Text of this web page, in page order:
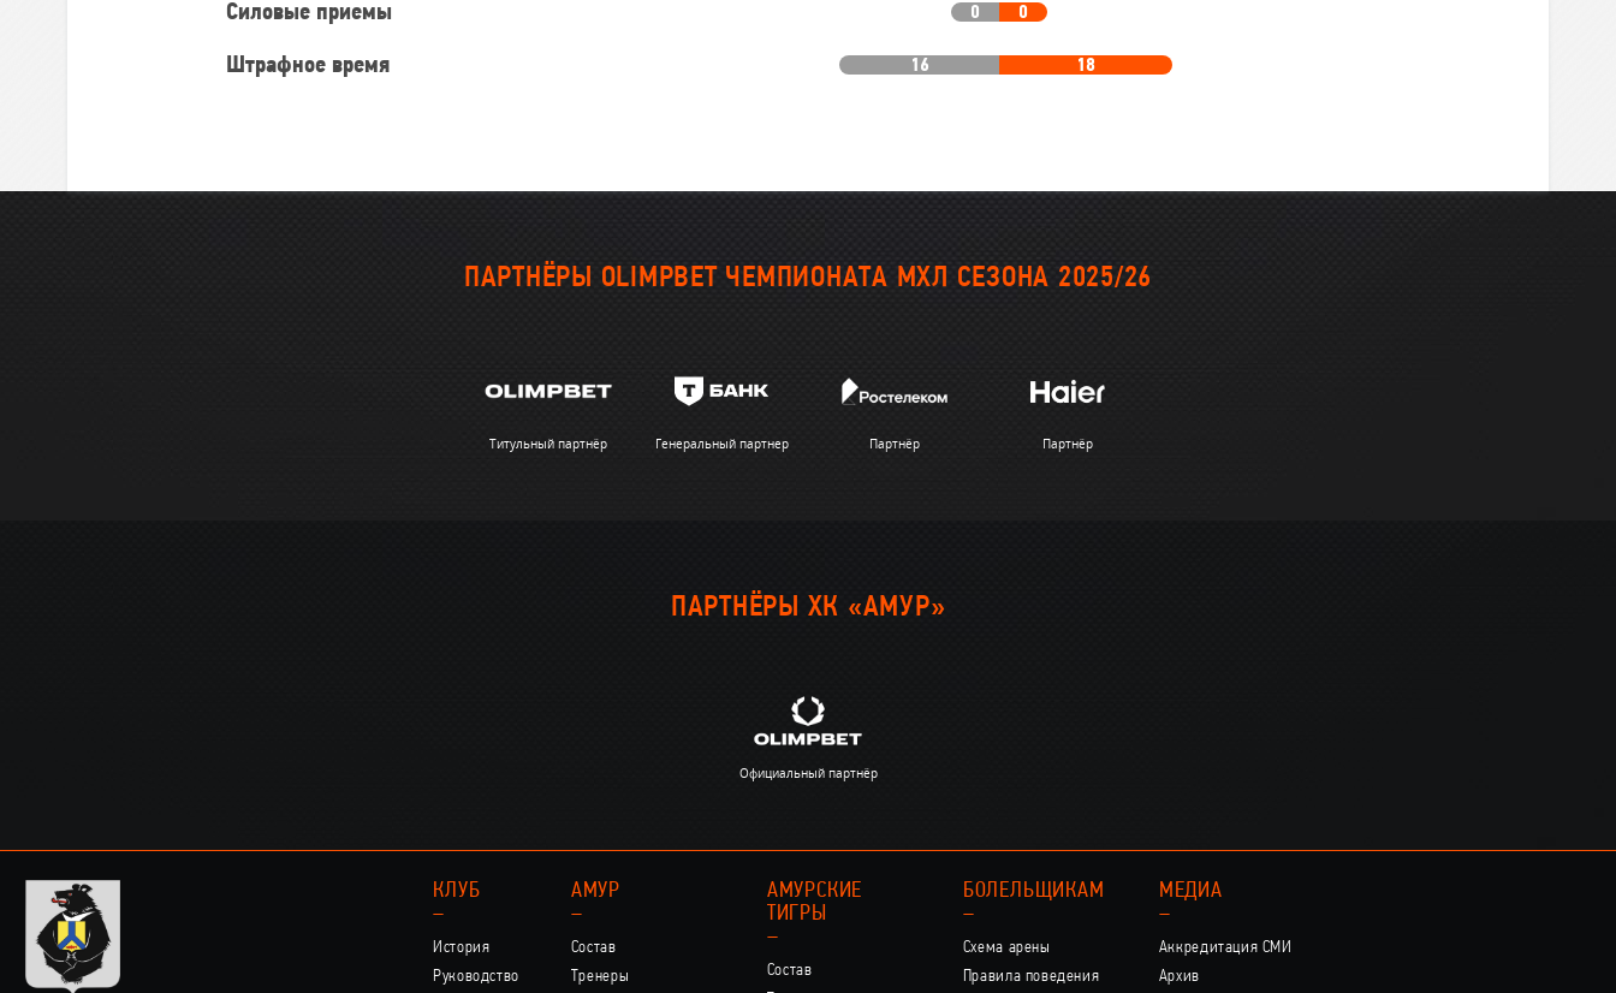
Силовые приемы 0 0
Штрафное время 16 18
ПАРТНЁРЫ OLIMPBET ЧЕМПИОНАТА МХЛ СЕЗОНА 2025/26
Титульный партнёр Генеральный партнер Партнёр Партнёр
ПАРТНЁРЫ ХК «АМУР»
Официальный партнёр
КЛУБ
–
История
Руководство
АМУР
–
Состав
Тренеры
АМУРСКИЕ
ТИГРЫ
–
Состав
БОЛЕЛЬЩИКАМ
–
Схема арены
Правила поведения
МЕДИА
–
Аккредитация СМИ
Архив